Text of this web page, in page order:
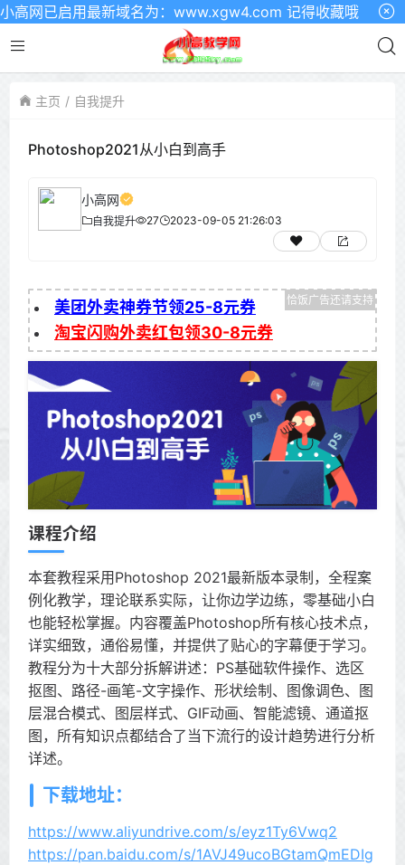
网已启用最新域名为：www.xgw4.com 记得收藏哦
主页 自我提升
Photoshop2021从小白到高手
小高网
自我提升 27 2023-09-05 21:26:03
美团外卖神券节领25-8元券
淘宝闪购外卖红包领30-8元券
课程介绍
本套教程采用Photoshop 2021最新版本录制，全程案
例化教学，理论联系实际，让你边学边练，零基础小白
也能轻松掌握。内容覆盖Photoshop所有核心技术点，
详实细致，通俗易懂，并提供了贴心的字幕便于学习。
教程分为十大部分拆解讲述：PS基础软件操作、选区
抠图、路径-画笔-文字操作、形状绘制、图像调色、图
层混合模式、图层样式、GIF动画、智能滤镜、通道抠
图，所有知识点都结合了当下流行的设计趋势进行分析
详述。
下载地址：
https://www.aliyundrive.com/s/eyz1Ty6Vwq2
https://pan.baidu.com/s/1AVJ49ucoBGtamQmEDIg